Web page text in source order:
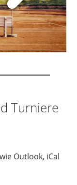
Turniere
Outlook, iCal